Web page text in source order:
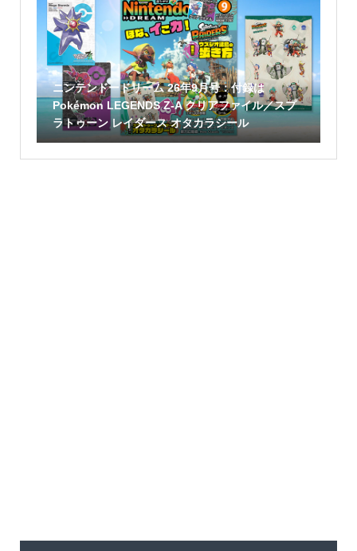
ニンテンドードリーム 26年9月号：付録は
Pokémon LEGENDS Z-A クリアファイル／スプ
ラトゥーン レイダース オタカラシール